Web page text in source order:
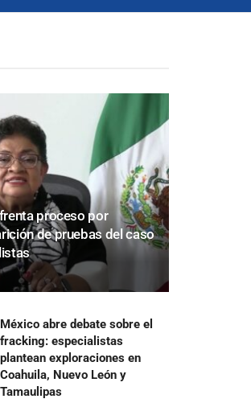
proceso por
de pruebas del caso
México abre debate sobre el
fracking: especialistas
plantean exploraciones en
Coahuila, Nuevo León y
Tamaulipas